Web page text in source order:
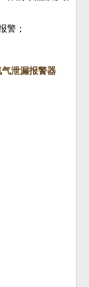
警；
泄漏报警器